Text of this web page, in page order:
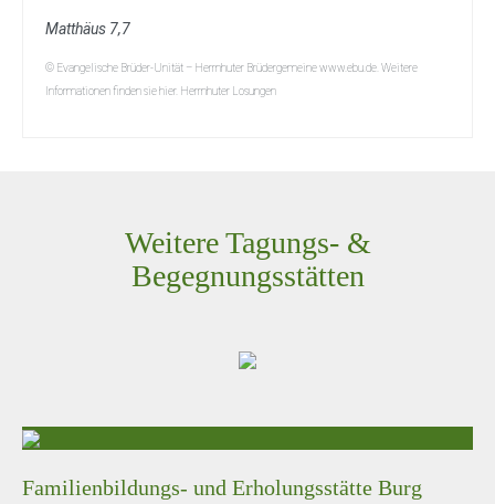
Matthäus 7,7
© Evangelische Brüder-Unität – Herrnhuter Brüdergemeine www.ebu.de. Weitere
Informationen finden sie hier. Herrnhuter Losungen
Weitere Tagungs- &
Begegnungsstätten
Familienbildungs- und Erholungsstätte Burg